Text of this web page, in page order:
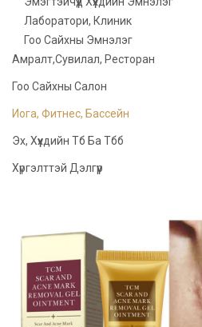
Лаборатори, Клиник
Гоо Сайхны Эмнэлэг
Амралт,сувилал, Ресторан
Гоо Сайхны Салон
Иога, Фитнес, Бассейн
Эх, Хүүхдийн Тб Ба Тбб
Хүргэлттэй Дэлгүүр